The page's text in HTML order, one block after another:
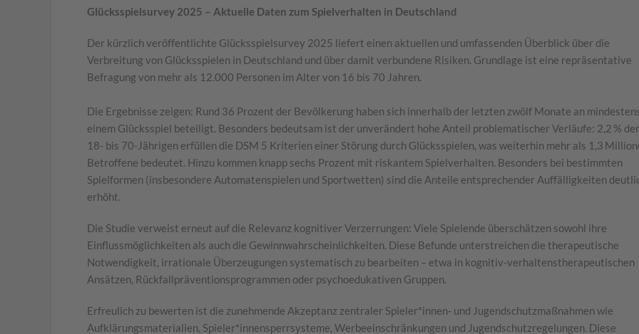
Glücksspielsurvey 2025 – Aktuelle Daten zum Spielverhalten in Deutschland
Der kürzlich veröffentlichte Glücksspielsurvey 2025 liefert einen aktuellen und umfassenden Überblick über die
Verbreitung von Glücksspielen in Deutschland und über damit verbundene Risiken. Grundlage ist eine repräsentative
Befragung von mehr als 12.000 Personen im Alter von 16 bis 70 Jahren.
Die Ergebnisse zeigen: Rund 36 Prozent der Bevölkerung haben sich innerhalb der letzten zwölf Monate an
einem Glücksspiel beteiligt. Besonders bedeutsam ist der unverändert hohe Anteil problematischer Verläufe: 2,2 % der
18- bis 70-Jährigen erfüllen die DSM 5 Kriterien einer Störung durch Glücksspielen, was weiterhin mehr als 1,3
Betroffene bedeutet. Hinzu kommen knapp sechs Prozent mit riskantem Spielverhalten. Besonders bei bestimmten
Spielformen (insbesondere Automatenspielen und Sportwetten) sind die Anteile entsprechender Auffälligkeiten
erhöht.
Die Studie verweist erneut auf die Relevanz kognitiver Verzerrungen: Viele Spielende überschätzen sowohl ihre
Einflussmöglichkeiten als auch die Gewinnwahrscheinlichkeiten. Diese Befunde unterstreichen die therapeutische
Notwendigkeit, irrationale Überzeugungen systematisch zu bearbeiten – etwa in kognitiv-verhaltenstherapeutischen
Ansätzen, Rückfallpräventionsprogrammen oder psychoedukativen Gruppen.
Erfreulich zu bewerten ist die zunehmende Akzeptanz zentraler Spieler*innen- und Jugendschutzmaßnahmen wie
Aufklärungsmaterialien, Spieler*innensperrsysteme, Werbeeinschränkungen und Jugend­schutzregelungen. Diese